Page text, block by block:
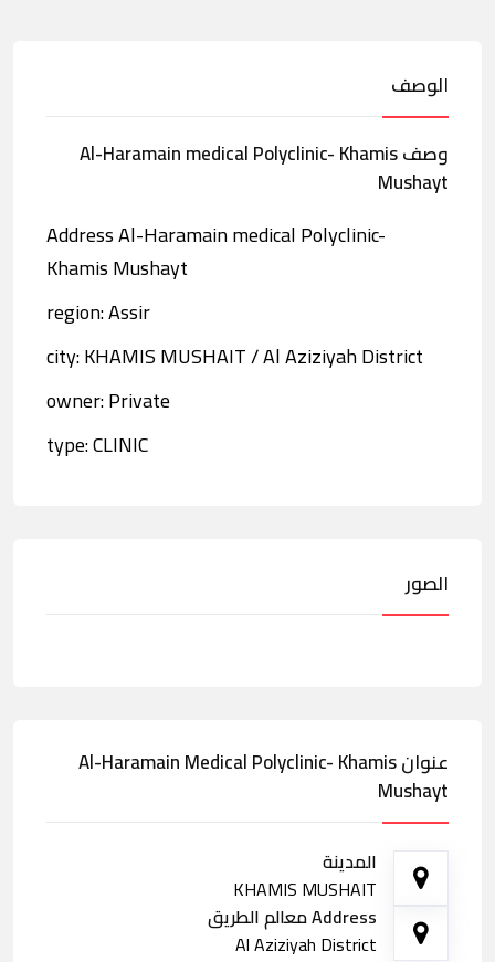
الوصف
وصف Al-Haramain medical Polyclinic- Khamis
Mushayt
Address Al-Haramain medical Polyclinic-
Khamis Mushayt
region: Assir
city: KHAMIS MUSHAIT / Al Aziziyah District
owner: Private
type: CLINIC
الصور
عنوان Al-Haramain Medical Polyclinic- Khamis
Mushayt
المدينة
KHAMIS MUSHAIT
Address معالم الطريق
Al Aziziyah District